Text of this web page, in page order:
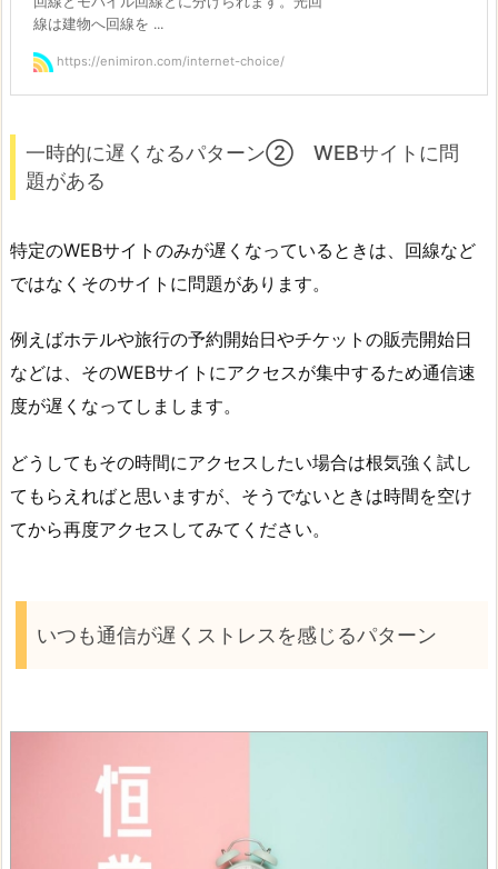
線は建物へ回線を ...
https://enimiron.com/internet-choice/
一時的に遅くなるパターン② WEBサイトに問
題がある
特定のWEBサイトのみが遅くなっているときは、回線など
ではなくそのサイトに問題があります。
例えばホテルや旅行の予約開始日やチケットの販売開始日
などは、そのWEBサイトにアクセスが集中するため通信速
度が遅くなってしまします。
どうしてもその時間にアクセスしたい場合は根気強く試し
てもらえればと思いますが、そうでないときは時間を空け
てから再度アクセスしてみてください。
いつも通信が遅くストレスを感じるパターン